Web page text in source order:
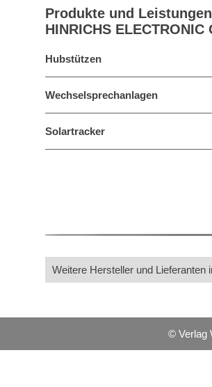
Produkte und
HINRICHS ELECTRONIC
Hubstützen
Wechselsprechanlagen
Solartracker
Weitere Hersteller und Lieferanten
© Verlag